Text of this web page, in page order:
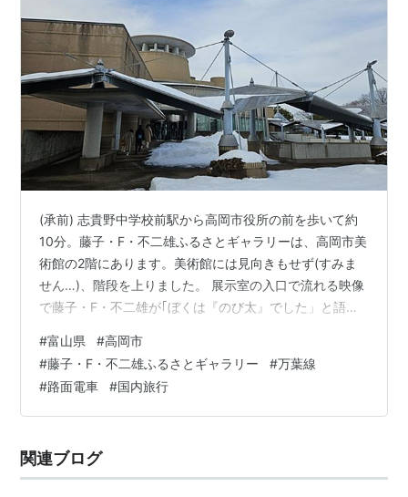
(承前) 志貴野中学校前駅から高岡市役所の前を歩いて約
10分。藤子・F・不二雄ふるさとギャラリーは、高岡市美
術館の2階にあります。美術館には見向きもせず(すみま
せん…)、階段を上りました。 展示室の入口で流れる映像
で藤子・F・不二雄が｢ぼくは『のび太』でした」と語る
強も運動もダメで、ガキ大将から乱暴されていたのだろ
うか。それでも漫画に懸命に取り組んで、すごい作品群
を残したんだなあ…。 fujiko-artgallery.jp 川崎にある藤
子・F・不二雄ミュージアムよりはこぢんまりとしてい
っている…
#富山県 #高岡市
#藤子・F・不二雄ふるさとギャラリー #万葉線
#路面電車 #国内旅行
関連ブログ